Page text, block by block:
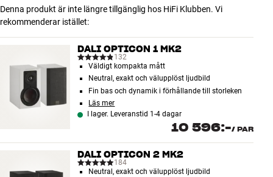
Kundtjänst
Logga in
Denna produkt är inte längre tillgänglig hos HiFi Klubben. Vi
rekommenderar istället:
DALI OPTICON 1 MK2
132
Väldigt kompakta mått
Neutral, exakt och välupplöst ljudbild
Fin bas och dynamik i förhållande till storleken
Läs mer
I lager. Leveranstid 1-4 dagar
10 596:-/ PAR
DALI OPTICON 2 MK2
184
Neutral, exakt och välupplöst ljudbild